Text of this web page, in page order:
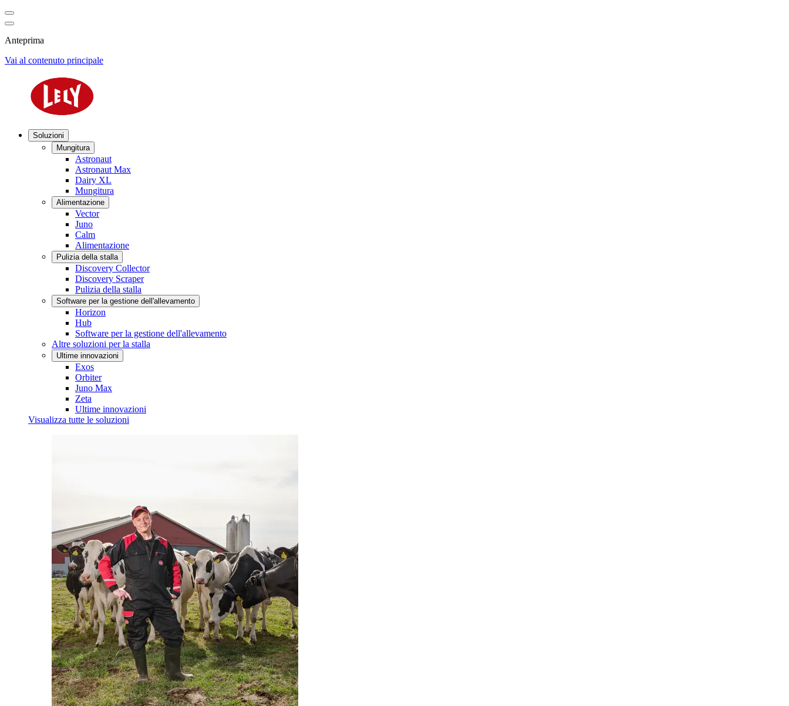
Anteprima
Vai al contenuto principale
Soluzioni
Mungitura
Astronaut
Astronaut Max
Dairy XL
Mungitura
Alimentazione
Vector
Juno
Calm
Alimentazione
Pulizia della stalla
Discovery Collector
Discovery Scraper
Pulizia della stalla
Software per la gestione dell'allevamento
Horizon
Hub
Software per la gestione dell'allevamento
Altre soluzioni per la stalla
Ultime innovazioni
Exos
Orbiter
Juno Max
Zeta
Ultime innovazioni
Visualizza tutte le soluzioni